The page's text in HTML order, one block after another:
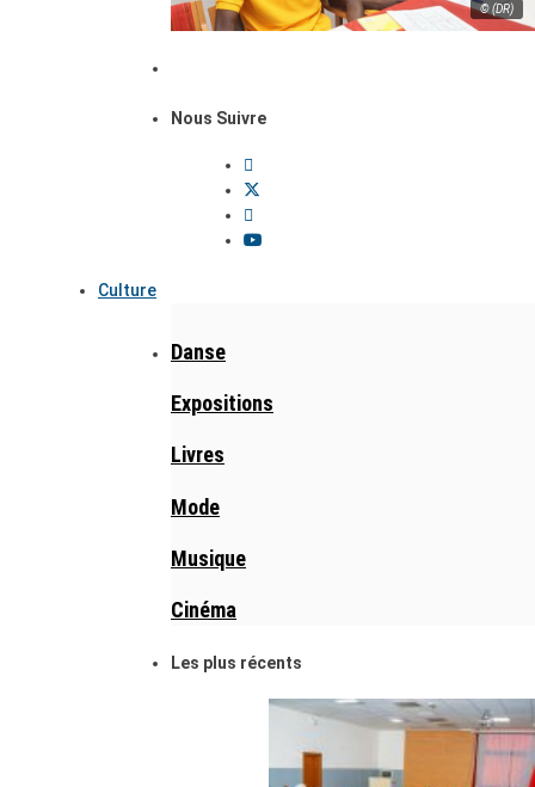
© (DR)
Nous Suivre
Culture
Danse
Expositions
Livres
Mode
Musique
Cinéma
Les plus récents